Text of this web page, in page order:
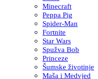
Minecraft
Peppa Pig
Spider-Man
Fortnite
Star Wars
Spužva Bob
Princeze
Šumske životinje
Maša i Medvjed